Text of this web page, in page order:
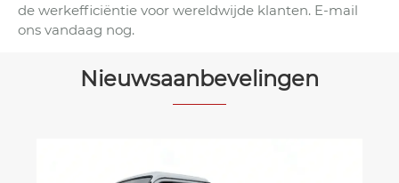
de werkefficiëntie voor wereldwijde klanten. E-mail
ons vandaag nog.
Nieuwsaanbevelingen